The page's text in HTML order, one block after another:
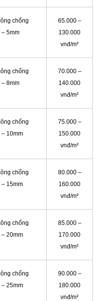
chống
– 5mm
65.000 –
130.000
vnđ/m²
chống
– 8mm
70.000 –
140.000
vnđ/m²
chống
– 10mm
75.000 –
150.000
vnđ/m²
chống
– 15mm
80.000 –
160.000
vnđ/m²
chống
– 20mm
85.000 –
170.000
vnđ/m²
chống
– 25mm
90.000 –
180.000
vnđ/m²